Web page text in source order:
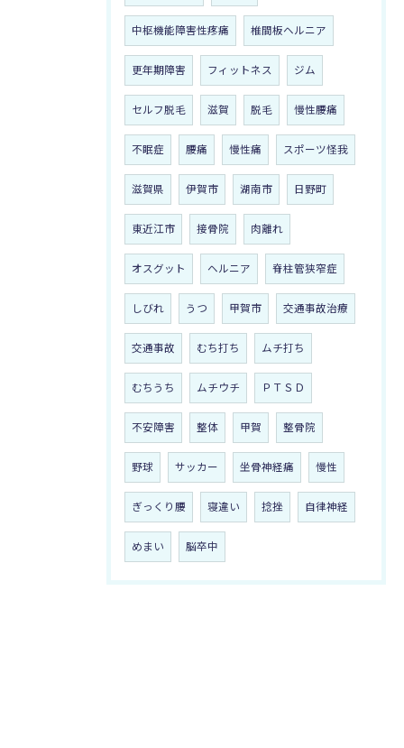
中枢機能障害性疼痛 椎間板ヘルニア
更年期障害 フィットネス ジム
セルフ脱毛 滋賀 脱毛 慢性腰痛
不眠症 腰痛 慢性痛 スポーツ怪我
滋賀県 伊賀市 湖南市 日野町
東近江市 接骨院 肉離れ
オスグット ヘルニア 脊柱管狭窄症
しびれ うつ 甲賀市 交通事故治療
交通事故 むち打ち ムチ打ち
むちうち ムチウチ ＰＴＳＤ
不安障害 整体 甲賀 整骨院
野球 サッカー 坐骨神経痛 慢性
ぎっくり腰 寝違い 捻挫 自律神経
めまい 脳卒中